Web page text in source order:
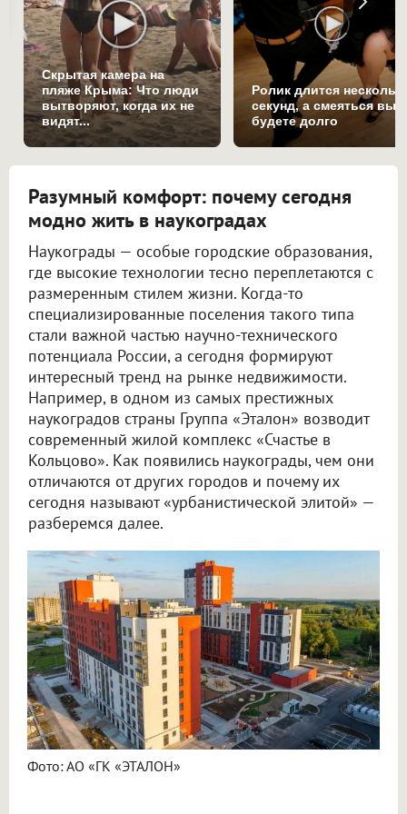
Скрытая камера на
пляже Крыма: Что люди
вытворяют, когда их не
видят...
Ролик длится
секунд, а смеяться вы
будете долго
Разумный комфорт: почему сегодня
модно жить в наукоградах
Наукограды — особые городские образования,
где высокие технологии тесно переплетаются с
размеренным стилем жизни. Когда-то
специализированные поселения такого типа
стали важной частью научно-технического
потенциала России, а сегодня формируют
интересный тренд на рынке недвижимости.
Например, в одном из самых престижных
наукоградов страны Группа «Эталон» возводит
современный жилой комплекс «Счастье в
Кольцово». Как появились наукограды, чем они
отличаются от других городов и почему их
сегодня называют «урбанистической элитой» —
разберемся далее.
Фото: АО «ГК «ЭТАЛОН»